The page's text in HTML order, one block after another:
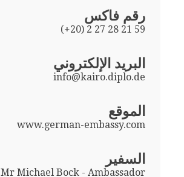
رقم فاكس
(+20) 2 27 28 21 59
البريد الإلكتروني
info@kairo.diplo.de
الموقع
www.german-embassy.com
السفير
Mr Michael Bock - Ambassador